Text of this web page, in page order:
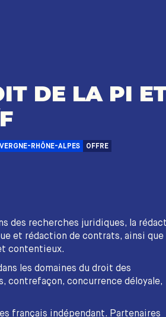
DE LA PI
RHÔNE-ALPES OFFRE
des recherches juridiques, la
et rédaction de contrats, ainsi que
contentieux.
les domaines du droit des
contrefaçon, concurrence déloyale,
français indépendant. Partenaires